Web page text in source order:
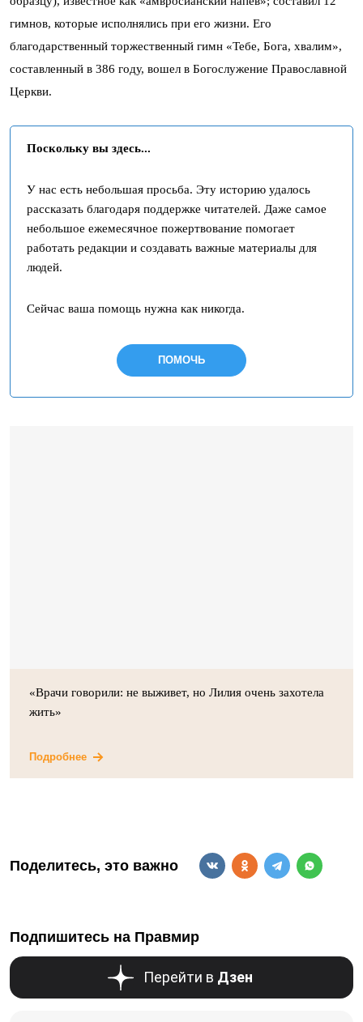
гимнов, которые исполнялись при его жизни. Его
благодарственный торжественный гимн «Тебе, Бога, хвалим»,
составленный в 386 году, вошел в Богослужение Православной
Церкви.
Поскольку вы здесь...
У нас есть небольшая просьба. Эту историю удалось
рассказать благодаря поддержке читателей. Даже самое
небольшое ежемесячное пожертвование помогает
работать редакции и создавать важные материалы для
людей.
Сейчас ваша помощь нужна как никогда.
ПОМОЧЬ
«Врачи говорили: не выживет, но Лилия очень захотела
жить»
Подробнее
Поделитесь, это важно
Подпишитесь на Правмир
Перейти в Дзен